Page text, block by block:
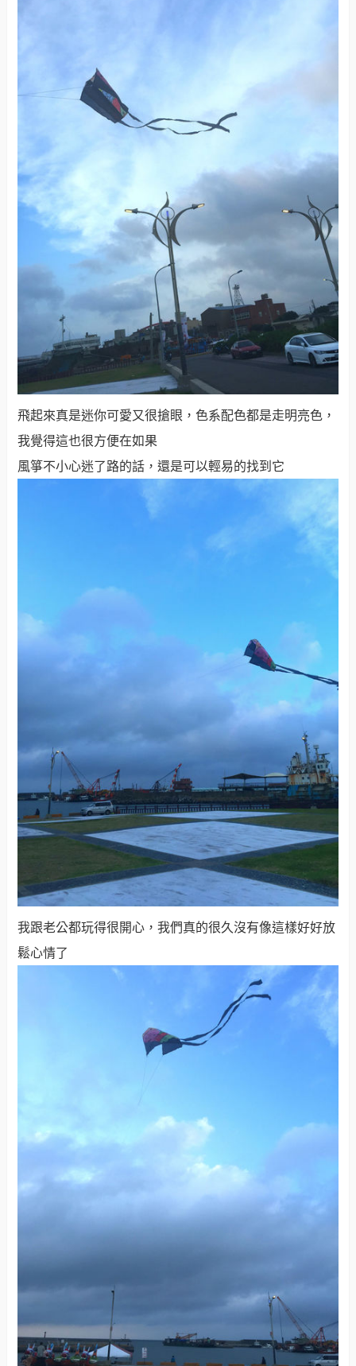
飛起來真是迷你可愛又很搶眼，色系配色都是走明亮色，
我覺得這也很方便在如果
風箏不小心迷了路的話，還是可以輕易的找到它
我跟老公都玩得很開心，我們真的很久沒有像這樣好好放
鬆心情了